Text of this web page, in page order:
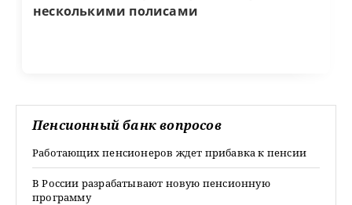
несколькими полисами
Пенсионный банк вопросов
Работающих пенсионеров ждет прибавка к пенсии
В России разрабатывают новую пенсионную
программу